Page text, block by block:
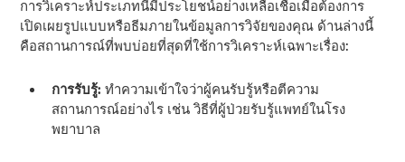
การวิเคราะห์ประเภทนี้มีประโยชน์อย่างเหลือเชื่อเมื่อต้องการ
เปิดเผยรูปแบบหรือธีมภายในข้อมูลการวิจัยของคุณ ด้านล่างนี้
คือสถานการณ์ที่พบบ่อยที่สุดที่ใช้การวิเคราะห์เฉพาะเรื่อง:
การรับรู้: ทําความเข้าใจว่าผู้คนรับรู้หรือตีความ
สถานการณ์อย่างไร เช่น วิธีที่ผู้ป่วยรับรู้แพทย์ในโรง
พยาบาล